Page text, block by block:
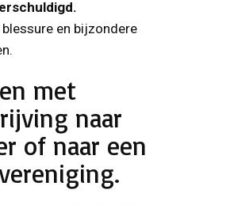
en bijzondere
met
naar
of naar een